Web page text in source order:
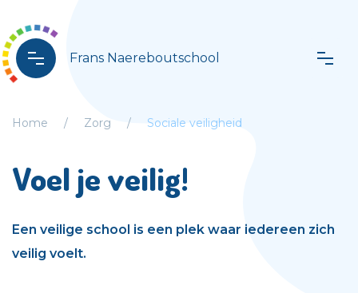
Frans Naereboutschool
Home Zorg Sociale veiligheid
Voel je veilig!
Een veilige school is een plek waar iedereen zich
veilig voelt.